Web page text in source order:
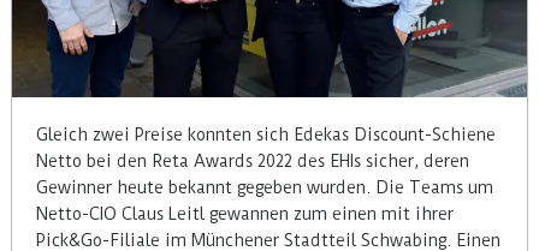
Gleich zwei Preise konnten sich Edekas Discount-Schiene
Netto bei den Reta Awards 2022 des EHIs sicher, deren
Gewinner heute bekannt gegeben wurden. Die Teams um
Netto-CIO Claus Leitl gewannen zum einen mit ihrer
Pick&Go-Filiale im Münchener Stadtteil Schwabing. Einen